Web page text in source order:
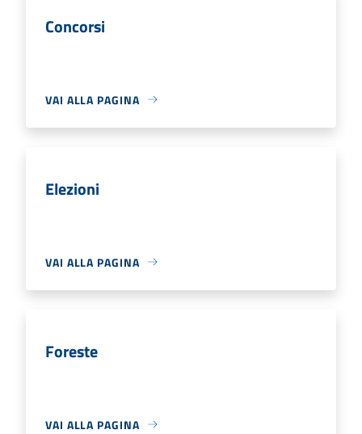
Concorsi
VAI ALLA PAGINA
Elezioni
VAI ALLA PAGINA
Foreste
VAI ALLA PAGINA